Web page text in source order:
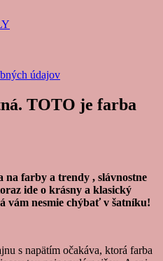
údajov
TOTO je farba
na farby a trendy , slávnostne
ide o krásny a klasický
vám nesmie chýbať v šatníku!
s napätím očakáva, ktorá farba